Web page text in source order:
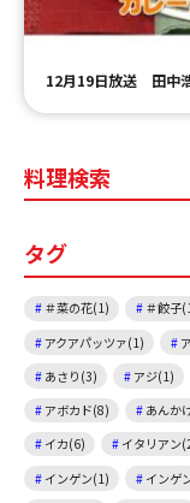
やまがた情熱市
12月19日放送 田中
料理検索
タグ
＃菜の花(1) ＃餃子
アクアパッツァ(1)
あさり(3)
アジ(1)
アボカド(8)
あんか
イカ(6)
イタリアン
インゲン(1)
インゲ